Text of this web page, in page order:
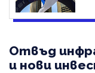
Отвъд
и нови